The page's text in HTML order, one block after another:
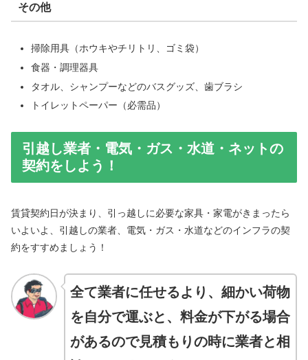
その他
掃除用具（ホウキやチリトリ、ゴミ袋）
食器・調理器具
タオル、シャンプーなどのバスグッズ、歯ブラシ
トイレットペーパー（必需品）
引越し業者・電気・ガス・水道・ネットの
契約をしよう！
賃貸契約日が決まり、引っ越しに必要な家具・家電がきまったら
いよいよ、引越しの業者、電気・ガス・水道などのインフラの契
約をすすめましょう！
全て業者に任せるより、細かい荷物
を自分で運ぶと、料金が下がる場合
があるので見積もりの時に業者と相